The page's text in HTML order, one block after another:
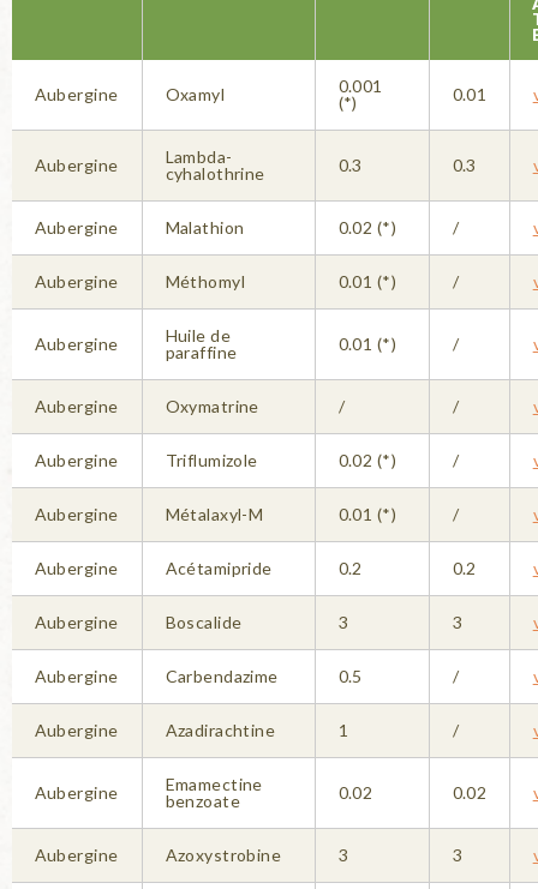
Aubergine Oxamyl
0.001
(*)
0.01
Aubergine
Lambda-
cyhalothrine
0.3 0.3
Aubergine Malathion 0.02 (*) /
Aubergine Méthomyl 0.01 (*) /
Aubergine
Huile de
paraffine
0.01 (*) /
Aubergine Oxymatrine / /
Aubergine Triflumizole 0.02 (*) /
Aubergine Métalaxyl-M 0.01 (*) /
Aubergine Acétamipride 0.2 0.2
Aubergine Boscalide 3 3
Aubergine Carbendazime 0.5 /
Aubergine Azadirachtine 1 /
Aubergine
Emamectine
benzoate
0.02 0.02
Aubergine Azoxystrobine 3 3